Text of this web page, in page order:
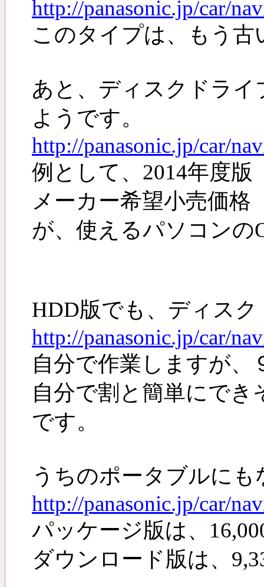
http://panasonic.jp/car/
このタイプは、もう
あと、ディスクドラ
ようです。
http://panasonic.jp/car/
例として、2014年度
メーカー希望小売価
が、使えるパソコンの
HDD版でも、ディス
http://panasonic.jp/car/
自分で作業しますが
自分で割と簡単にでき
です。
うちのポータブルにも
http://panasonic.jp/car/
パッケージ版は、
ダウンロード版は、